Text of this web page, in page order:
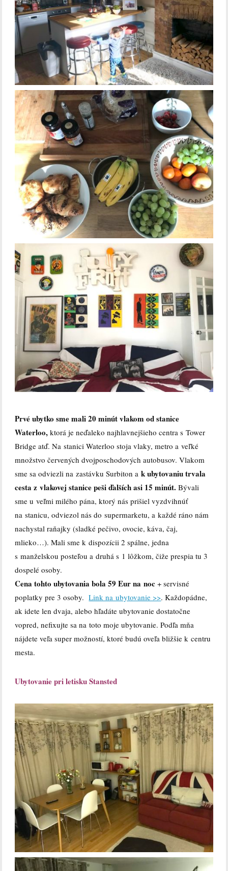
Prvé ubytko sme mali 20 minút vlakom od stanice
Waterloo, ktorá je neďaleko najhlavnejšieho centra s Tower
Bridge atď. Na stanici Waterloo stoja vlaky, metro a veľké
množstvo červených dvojposchodových autobusov. Vlakom
sme sa odviezli na zastávku Surbiton ak ubytovaniu trvala
cesta z vlakovej stanice peši ďalších asi 15 minút. Bývali
sme u veľmi milého pána, ktorý nás prišiel vyzdvihnúť
na stanicu, odviezol nás do supermarketu, a každé ráno nám
nachystal raňajky (sladké pečivo, ovocie, káva, čaj,
mlieko…). Mali sme k dispozícii 2 spálne, jedna
s manželskou posteľou a druhá s 1 lôžkom, čiže prespia tu 3
dospelé osoby.
Cena tohto ubytovania bola 59 Eur na noc + servisné
poplatky pre 3 osoby.Link na ubytovanie >>. Každopádne,
ak idete len dvaja, alebo hľadáte ubytovanie dostatočne
vopred, nefixujte sa na toto moje ubytovanie. Podľa mňa
nájdete veľa super možností, ktoré budú oveľa bližšie k centru
mesta.
Ubytovanie pri letisku Stansted